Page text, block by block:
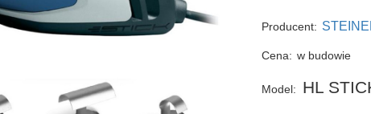
Producent:
Cena: w budowie
Model: HL